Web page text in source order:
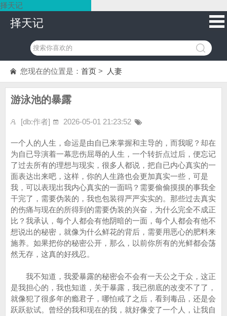
择天记
择天记
您现在的位置是： 首页 > 人妻
游泳池的暴露
[db:作者] 2026-05-01 21:23:52
一个人的人生，命运是由自已来掌握和主导的，而我呢？却在
为自已导演着一幕悲伤屈辱的人生，一个转折点过后，便忘记
了过去所有的理想与现实，很多人都说，把自已内心真实的一
面表达出来吧，这样，你的人生路也会更加真实一些，可是
我，可以表现出我内心真实的一面吗？需要偷偷摸摸的事我全
干完了，需要伪装的，我也包装得严严实实的。那些过去真实
的伤痛与现在的所得到的需要伪装的兴奋，为什么完全不成正
比？我承认，每个人都会有他阴暗的一面，每个人都会有他不
想说出的秘密，就像为什么鲜花的背后，需要用恶心的肥料来
施养。如果把你的秘密公开，那么，以前你所有的光鲜都会荡
然无存，这真的好残忍。
我不知道，我爱暴露的秘密会不会有一天公之于众，这正
是我担心的，我也知道，关于暴露，我已彻底的改变不了了，
就像犯了很多年的瘾君子，哪怕戒了之后，看到毒品，还是会
跃跃欲试。曾经的我和现在的我，就好像变了一个人，让我自